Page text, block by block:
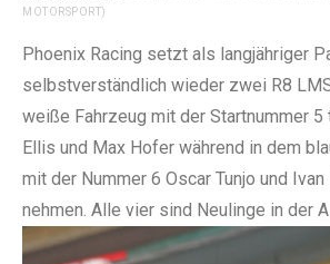
MOTORSPORT)
Phoenix Racing setzt als langjähriger
selbstverständlich wieder zwei R8
weiße Fahrzeug mit der Startnummer
Ellis und Max Hofer während in dem
mit der Nummer 6 Oscar Tunjo und
nehmen. Alle vier sind Neulinge in der